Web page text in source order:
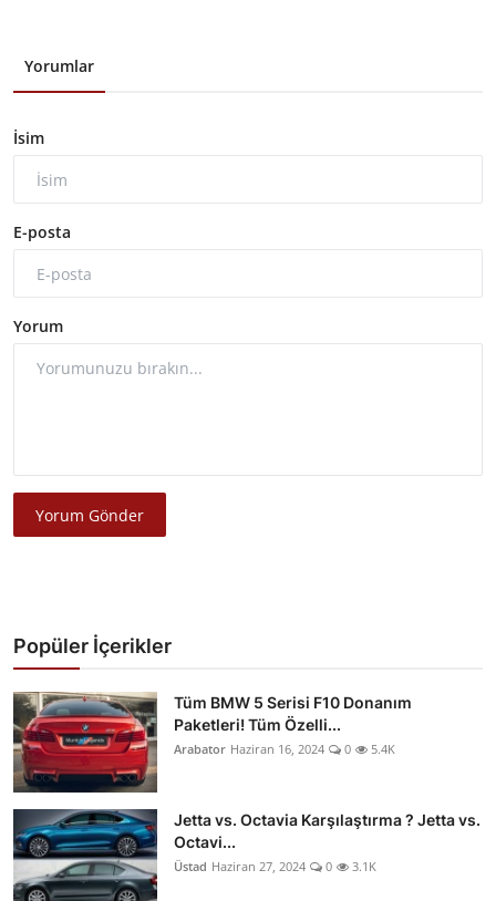
Yorumlar
İsim
E-posta
Yorum
Yorum Gönder
Popüler İçerikler
Tüm BMW 5 Serisi F10 Donanım
Paketleri! Tüm Özelli...
Arabator Haziran 16, 2024 0 5.4K
Jetta vs. Octavia Karşılaştırma ? Jetta vs.
Octavi...
Üstad Haziran 27, 2024 0 3.1K